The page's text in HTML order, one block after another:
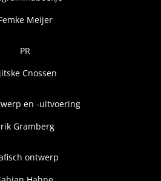
Meijer
PR
Cnossen
en -uitvoering
Gramberg
ontwerp